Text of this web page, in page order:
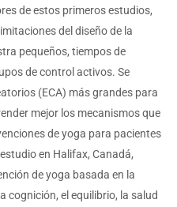
de estos primeros estudios,
del diseño de la
pequeños, tiempos de
de control activos. Se
(ECA) más grandes para
mejor los mecanismos que
de yoga para pacientes
en Halifax, Canadá,
de yoga basada en la
cognición, el equilibrio, la salud